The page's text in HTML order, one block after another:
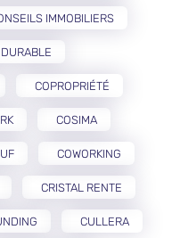
IMMOBILIERS
COPROPRIÉTÉ
COSIMA
COWORKING
CRISTAL RENTE
CULLERA